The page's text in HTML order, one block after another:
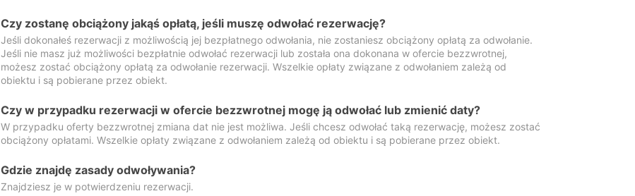
Czy zostanę obciążony jakąś opłatą, jeśli muszę odwołać rezerwację?
Jeśli dokonałeś rezerwacji z możliwością jej bezpłatnego odwołania, nie zostaniesz obciążony opłatą za odwołanie.
Jeśli nie masz już możliwości bezpłatnie odwołać rezerwacji lub została ona dokonana w ofercie bezzwrotnej,
możesz zostać obciążony opłatą za odwołanie rezerwacji. Wszelkie opłaty związane z odwołaniem zależą od
obiektu i są pobierane przez obiekt.
Czy w przypadku rezerwacji w ofercie bezzwrotnej mogę ją odwołać lub zmienić daty?
W przypadku oferty bezzwrotnej zmiana dat nie jest możliwa. Jeśli chcesz odwołać taką rezerwację, możesz zostać
obciążony opłatami. Wszelkie opłaty związane z odwołaniem zależą od obiektu i są pobierane przez obiekt.
Gdzie znajdę zasady odwoływania?
Znajdziesz je w potwierdzeniu rezerwacji.